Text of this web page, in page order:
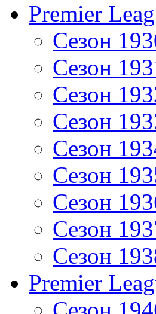
Premier
Сезон
Сезон
Сезон
Сезон
Сезон
Сезон
Сезон
Сезон
Сезон
Premier